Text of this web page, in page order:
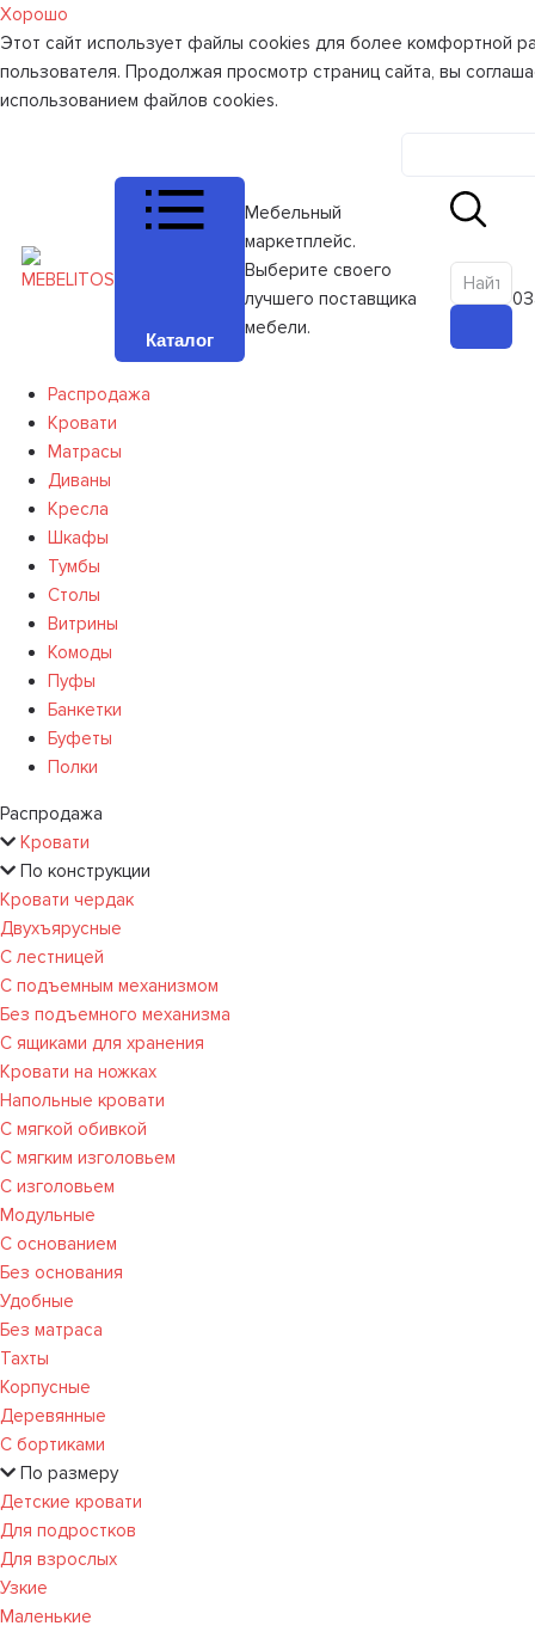
Хорошо
Этот сайт использует файлы cookies для более комфортной
пользователя. Продолжая просмотр страниц сайта, вы
использованием файлов cookies.
Каталог
Мебельный
маркетплейс.
Выберите своего
лучшего поставщика
мебели.
0
Распродажа
Кровати
Матрасы
Диваны
Кресла
Шкафы
Тумбы
Столы
Витрины
Комоды
Пуфы
Банкетки
Буфеты
Полки
Распродажа
Кровати
По конструкции
Кровати чердак
Двухъярусные
С лестницей
С подъемным механизмом
Без подъемного механизма
С ящиками для хранения
Кровати на ножках
Напольные кровати
С мягкой обивкой
С мягким изголовьем
С изголовьем
Модульные
С основанием
Без основания
Удобные
Без матраса
Тахты
Корпусные
Деревянные
С бортиками
По размеру
Детские кровати
Для подростков
Для взрослых
Узкие
Маленькие